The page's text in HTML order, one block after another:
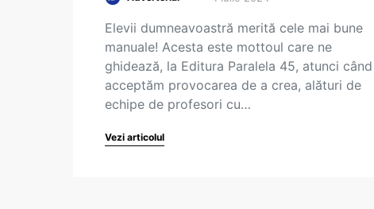
Elevii dumneavoastră merită cele mai bune
manuale! Acesta este mottoul care ne
ghidează, la Editura Paralela 45, atunci când
acceptăm provocarea de a crea, alături de
echipe de profesori cu…
Vezi articolul